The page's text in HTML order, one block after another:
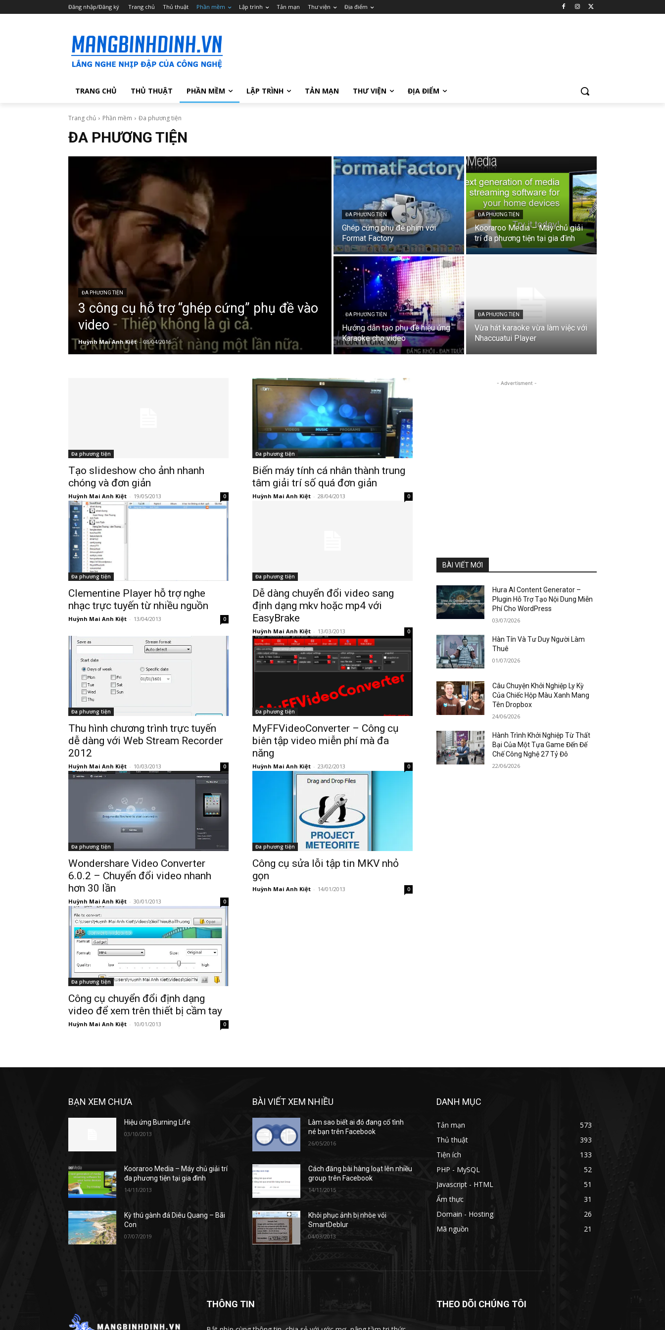
Đăng nhập/Đăng ký Trang chủ Thủ thuật Phần mềm Lập trình Tản mạn Thư viện Địa điểm
TRANG CHỦ THỦ THUẬT PHẦN MỀM LẬP TRÌNH TẢN MẠN THƯ VIỆN ĐỊA ĐIỂM
Trang chủ Phần mềm Đa phương tiện
ĐA PHƯƠNG TIỆN
ĐA PHƯƠNG TIỆN
3 công cụ hỗ trợ “ghép cứng” phụ đề vào
video
Huỳnh Mai Anh Kiệt - 08/04/2016
ĐA PHƯƠNG TIỆN
Ghép cứng phụ đề phim với
Format Factory
ĐA PHƯƠNG TIỆN
Kooraroo Media – Máy chủ giải
trí đa phương tiện tại gia đình
ĐA PHƯƠNG TIỆN
Hướng dẫn tạo phụ đề hiệu ứng
Karaoke cho video
ĐA PHƯƠNG TIỆN
Vừa hát karaoke vừa làm việc với
Nhaccuatui Player
Đa phương tiện
Tạo slideshow cho ảnh nhanh
chóng và đơn giản
Huỳnh Mai Anh Kiệt - 19/05/2013 0
Đa phương tiện
Biến máy tính cá nhân thành trung
tâm giải trí số quá đơn giản
Huỳnh Mai Anh Kiệt - 28/04/2013 0
Đa phương tiện
Clementine Player hỗ trợ nghe
nhạc trực tuyến từ nhiều nguồn
Huỳnh Mai Anh Kiệt - 13/04/2013 0
Đa phương tiện
Dễ dàng chuyển đổi video sang
định dạng mkv hoặc mp4 với
EasyBrake
Huỳnh Mai Anh Kiệt - 13/03/2013 0
Đa phương tiện
Thu hình chương trình trực tuyến
dễ dàng với Web Stream Recorder
2012
Huỳnh Mai Anh Kiệt - 10/03/2013 0
Đa phương tiện
MyFFVideoConverter – Công cụ
biên tập video miễn phí mà đa
năng
Huỳnh Mai Anh Kiệt - 23/02/2013 0
Đa phương tiện
Wondershare Video Converter
6.0.2 – Chuyển đổi video nhanh
hơn 30 lần
Huỳnh Mai Anh Kiệt - 30/01/2013 0
Đa phương tiện
Công cụ sửa lỗi tập tin MKV nhỏ
gọn
Huỳnh Mai Anh Kiệt - 14/01/2013 0
Đa phương tiện
Công cụ chuyển đổi định dạng
video để xem trên thiết bị cầm tay
Huỳnh Mai Anh Kiệt - 10/01/2013 0
- Advertisment -
BÀI VIẾT MỚI
Hura AI Content Generator –
Plugin Hỗ Trợ Tạo Nội Dung Miễn
Phí Cho WordPress
03/07/2026
Hàn Tín Và Tư Duy Người Làm
Thuê
01/07/2026
Câu Chuyện Khởi Nghiệp Ly Kỳ
Của Chiếc Hộp Màu Xanh Mang
Tên Dropbox
24/06/2026
Hành Trình Khởi Nghiệp Từ Thất
Bại Của Một Tựa Game Đến Đế
Chế Công Nghệ 27 Tỷ Đô
22/06/2026
BẠN XEM CHƯA
Hiệu ứng Burning Life
03/10/2013
Kooraroo Media – Máy chủ giải trí
đa phương tiện tại gia đình
14/11/2013
Kỳ thú gành đá Diêu Quang – Bãi
Con
07/07/2019
BÀI VIẾT XEM NHIỀU
Làm sao biết ai đó đang cố tình
né bạn trên Facebook
26/05/2016
Cách đăng bài hàng loạt lên nhiều
group trên Facebook
14/11/2015
Khôi phục ảnh bị nhòe vói
SmartDeblur
04/03/2013
DANH MỤC
Tản mạn
573
Thủ thuật
393
Tiện ích
133
PHP - MySQL
52
Javascript - HTML
51
Ẩm thực
31
Domain - Hosting
26
Mã nguồn
21
THÔNG TIN THEO DÕI CHÚNG TÔI